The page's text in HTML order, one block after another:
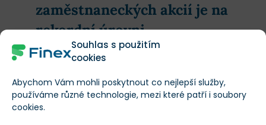
Souhlas s použitím
cookies
Abychom Vám mohli poskytnout co nejlepší služby,
používáme různé technologie, mezi které patří i soubory
cookies.
zaměstnaneckých akcií je na
rekordní úrovni.
Kromě toho Microsoft důsledně zvyšuje výplatu
dividend a snižuje počet akcií v oběhu